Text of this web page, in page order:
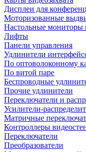
Дисплеи для
Моторизованные
Настольные мониторы
Лифты
Панели управления
Удлинители
По оптоволоконному
По витой паре
Беспроводные
Прочие удлинители
Переключатели и
Усилители-
Матричные
Контроллеры
Переключатели
Преобразователи